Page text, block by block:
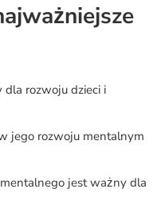
rozwoju dzieci i
jego rozwoju mentalnym
jest ważny dla